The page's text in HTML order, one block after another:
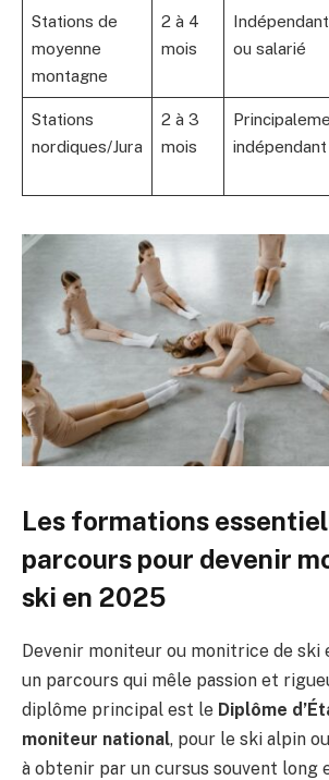
Stations de
moyenne
montagne
2 à 4
mois
Indépendant
ou salarié
Stations
nordiques/Jura
2 à 3
mois
indépendant
Les formations
parcours pour devenir
ski en 2025
Devenir moniteur ou monitrice de ski
un parcours qui mêle passion et
diplôme principal est le Diplôme
moniteur national, pour le ski alpin
à obtenir par un cursus souvent long